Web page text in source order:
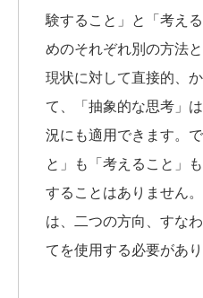
験すること」と「考え
めのそれぞれ別の方法
現状に対して直接的、
て、「抽象的な思考」
況にも適用できます。
と」も「考えること」
することはありません
は、二つの方向、すな
てを使用する必要があり